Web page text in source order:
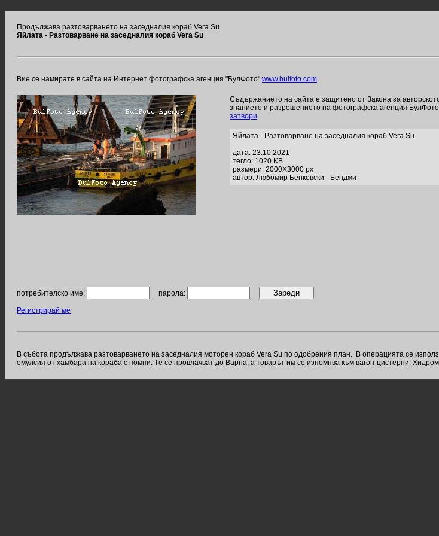
Продължава разтоварването на заседналия кораб Vera Su
Яйлата - Разтоварване на заседналия кораб Vera Su
Вие се намирате в сайта на Интернет фотографска агенция "БулФото" www.bulfoto.com
Съдържанието на сайта е защитено от Закона за
знанието и разрешението на фотографска агенция
затвори
Яйлата - Разтоварване на заседналия кораб Vera Su
дата: 23.10.2021
тегло: 1020 KB
размери: 2000X3000 px
автор: Любомир Бенковски - Бенджи
потребителско име: парола:
Регистрирай ме
В събота продължава разтоварването на заседналия моторен кораб Vera Su по одобрения план. В операцията се
емулсия от хамбара на кораба с помпи. Tе се провлачват до Варна, а товарът им се изпомпва към вагон-цистерни.